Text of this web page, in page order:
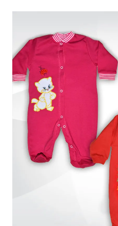
Пн-Пт: с
(097) 779
Виктория
(097)
г. Горишние Плавни, ул.